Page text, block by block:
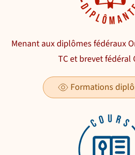
Menant aux diplômes fédéraux
TC et brevet fédéral
Formations